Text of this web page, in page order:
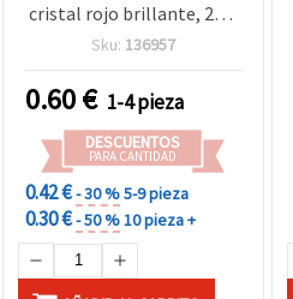
cristal rojo brillante, 20,5
x 13 mm, Rojo
Sku: 136957
0.60€ 1-4 pieza
DESCUENTOS
PARA CANTIDAD
0.42 €- 30 %5-9 pieza
0.30 €- 50 %10 pieza +